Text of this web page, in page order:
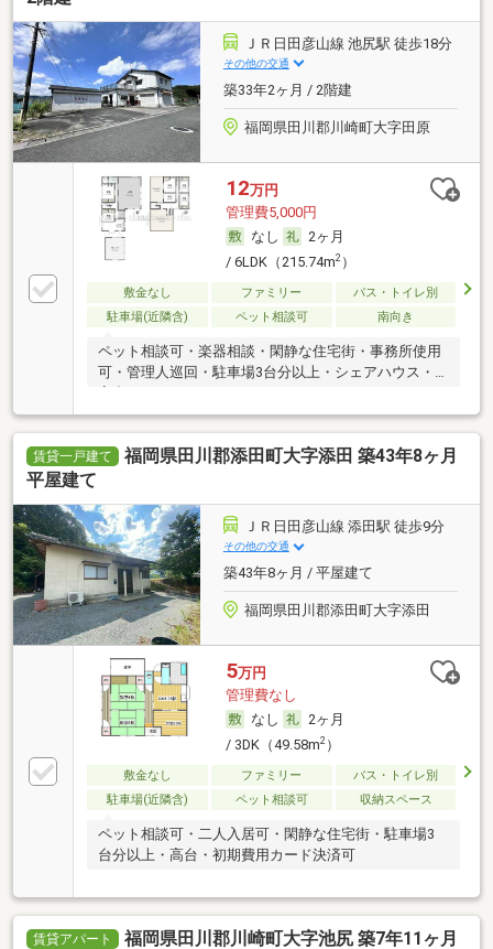
ＪＲ日田彦山線 池尻駅 徒歩18分
その他の交通
築33年2ヶ月 / 2階建
福岡県田川郡川崎町大字田原
12万円
管理費5,000円
なし
2ヶ月
/ 6LDK（215.74m2）
敷金なし ファミリー
バス・トイレ別
駐車場(近隣含)
ペット相談可 南向き
ペット相談可・楽器相談・閑静な住宅街・事務所使用
可・管理人巡回・駐車場3台分以上・シェアハウス・
賃貸一戸建て
福岡県田川郡添田町大字添田 築43年8ヶ月
平屋建て
ＪＲ日田彦山線 添田駅 徒歩9分
その他の交通
築43年8ヶ月 / 平屋建て
福岡県田川郡添田町大字添田
5万円
管理費なし
なし
2ヶ月
/ 3DK（49.58m2）
敷金なし ファミリー
バス・トイレ別
駐車場(近隣含)
ペット相談可 収納スペース
ペット相談可・二人入居可・閑静な住宅街・駐車場3
台分以上・高台・初期費用カード決済可
賃貸アパート
福岡県田川郡川崎町大字池尻 築7年11ヶ月